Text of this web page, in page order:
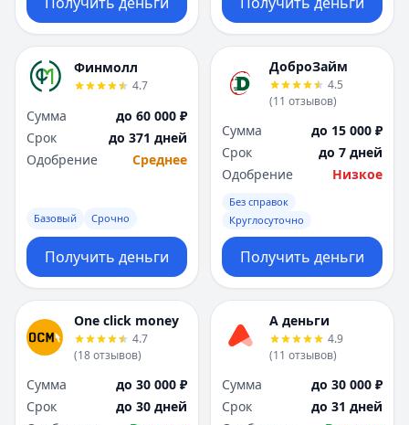
Финмолл
4.7
Сумма
до 60 000 ₽
Срок
до 371 дней
Одобрение
Среднее
Базовый Срочно
Получить деньги
ДоброЗайм
4.5
(11 отзывов)
Сумма
до 15 000 ₽
Срок
до 7 дней
Одобрение
Низкое
Без справок
Круглосуточно
Получить деньги
One click money
4.7
(18отзывов)
Сумма
до 30 000 ₽
Срок
до 30 дней
А деньги
4.9
(11 отзывов)
Сумма
до 30 000 ₽
Срок
до 31 дней